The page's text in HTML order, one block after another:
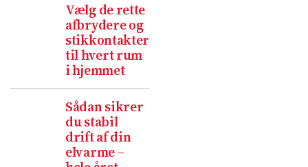
Vælg de rette
afbrydere og
stikkontakter
til hvert rum
i hjemmet
Sådan sikrer
du stabil
drift af din
elvarme –